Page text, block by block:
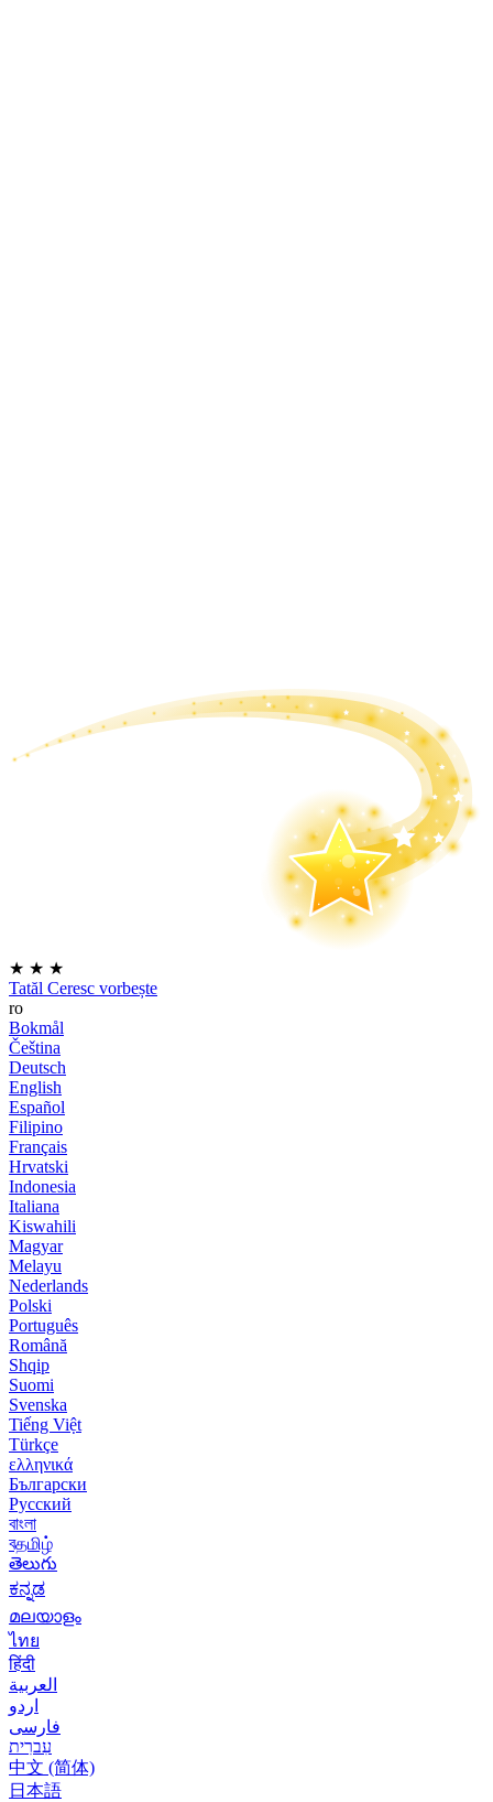
★ ★ ★
Tatăl Ceresc vorbește
ro
Bokmål
Čeština
Deutsch
English
Español
Filipino
Français
Hrvatski
Indonesia
Italiana
Kiswahili
Magyar
Melayu
Nederlands
Polski
Português
Română
Shqip
Suomi
Svenska
Tiếng Việt
Türkçe
ελληνικά
Български
Русский
বাংলা
বதமிழ்
తెలుగు
ಕನ್ನಡ
മലയാളം
ไทย
हिंदी
العربية
اردو
فارسی
עִברִית
中文 (简体)
日本語